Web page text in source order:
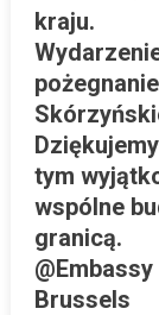
kraju.
tym
wspólne
granicą.
Brussels